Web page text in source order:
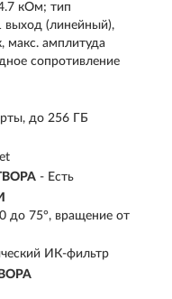
кОм; тип
выход (линейный),
макс. амплитуда
сопротивление
до 256 ГБ
- Есть
до 75°, вращение от
ИК-фильтр